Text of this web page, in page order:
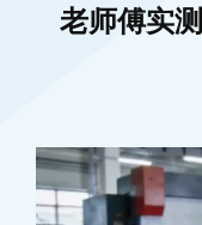
老师傅实